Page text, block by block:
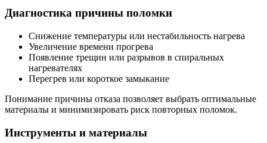
Диагностика причины поломки
Снижение температуры или нестабильность нагрева
Увеличение времени прогрева
Появление трещин или разрывов в спиральных
нагревателях
Перегрев или короткое замыкание
Понимание причины отказа позволяет выбрать оптимальные
материалы и минимизировать риск повторных поломок.
Инструменты и материалы